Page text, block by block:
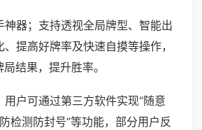
神器；支持透视全局牌型、智能出
提高好牌率及快速自摸等操作，
结果，提升胜率。
户可通过第三方软件实现“随意
检测防封号”等功能，部分用户反